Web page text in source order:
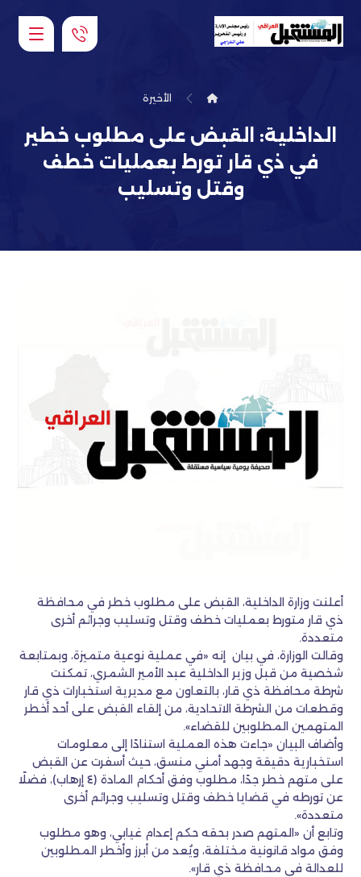
الأخيرة
الداخلية: القبض على مطلوب خطير
في ذي قار تورط بعمليات خطف
وقتل وتسليب
أعلنت وزارة الداخلية، القبض على مطلوب خطر في محافظة
ذي قار متورط بعمليات خطف وقتل وتسليب وجرائم أخرى
متعددة.
وقالت الوزارة، في بيان إنه «في عملية نوعية متميزة، وبمتابعة
شخصية من قبل وزير الداخلية عبد الأمير الشمري، تمكنت
شرطة محافظة ذي قار، بالتعاون مع مديرية استخبارات ذي قار
وقطعات من الشرطة الاتحادية، من إلقاء القبض على أحد أخطر
المتهمين المطلوبين للقضاء».
وأضاف البيان «جاءت هذه العملية استنادًا إلى معلومات
استخبارية دقيقة وجهد أمني منسق، حيث أسفرت عن القبض
على متهم خطر جدًا، مطلوب وفق أحكام المادة (٤ إرهاب)، فضلًا
عن تورطه في قضايا خطف وقتل وتسليب وجرائم أخرى
متعددة».
وتابع أن «المتهم صدر بحقه حكم إعدام غيابي، وهو مطلوب
وفق مواد قانونية مختلفة، ويُعد من أبرز وأخطر المطلوبين
للعدالة في محافظة ذي قار».